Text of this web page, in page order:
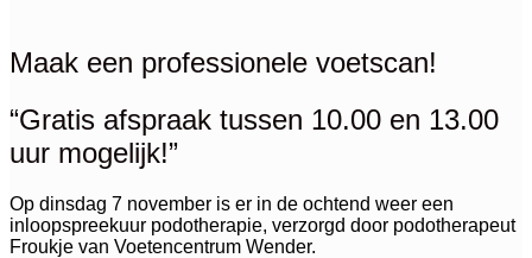
Maak een professionele voetscan!
“Gratis afspraak tussen 10.00 en 13.00
uur mogelijk!”
Op dinsdag 7 november is er in de ochtend weer een
inloopspreekuur podotherapie, verzorgd door podotherapeut
Froukje van Voetencentrum Wender.